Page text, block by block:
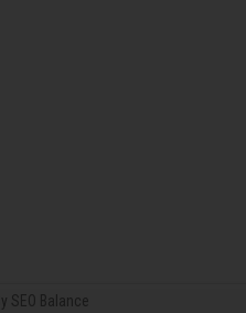
SEO Balance